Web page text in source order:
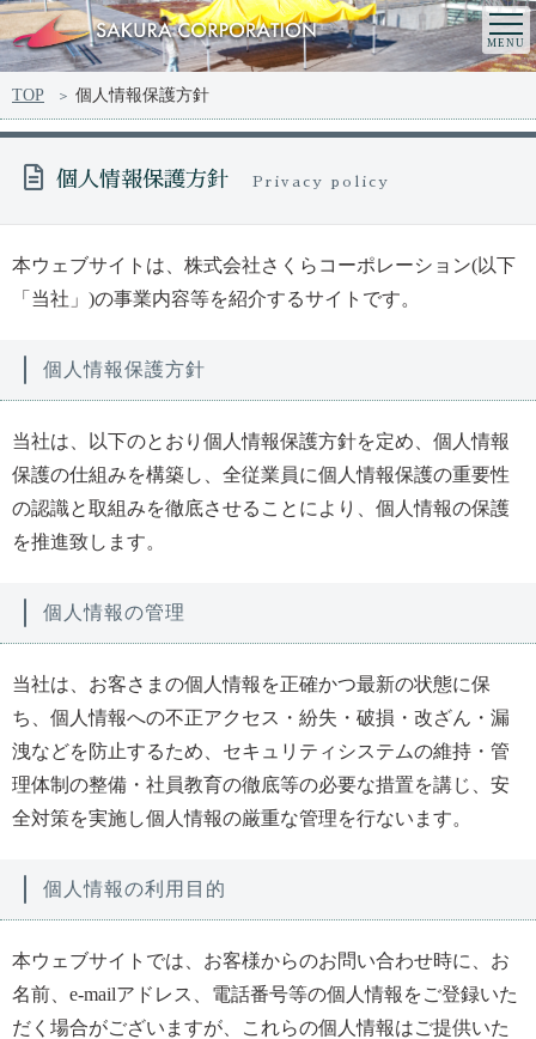
TOP 個人情報保護方針
個人情報保護方針 Privacy policy
本ウェブサイトは、株式会社さくらコーポレーション(以下
「当社」)の事業内容等を紹介するサイトです。
個人情報保護方針
当社は、以下のとおり個人情報保護方針を定め、個人情報
保護の仕組みを構築し、全従業員に個人情報保護の重要性
の認識と取組みを徹底させることにより、個人情報の保護
を推進致します。
個人情報の管理
当社は、お客さまの個人情報を正確かつ最新の状態に保
ち、個人情報への不正アクセス・紛失・破損・改ざん・漏
洩などを防止するため、セキュリティシステムの維持・管
理体制の整備・社員教育の徹底等の必要な措置を講じ、安
全対策を実施し個人情報の厳重な管理を行ないます。
個人情報の利用目的
本ウェブサイトでは、お客様からのお問い合わせ時に、お
名前、e-mailアドレス、電話番号等の個人情報をご登録いた
だく場合がございますが、これらの個人情報はご提供いた